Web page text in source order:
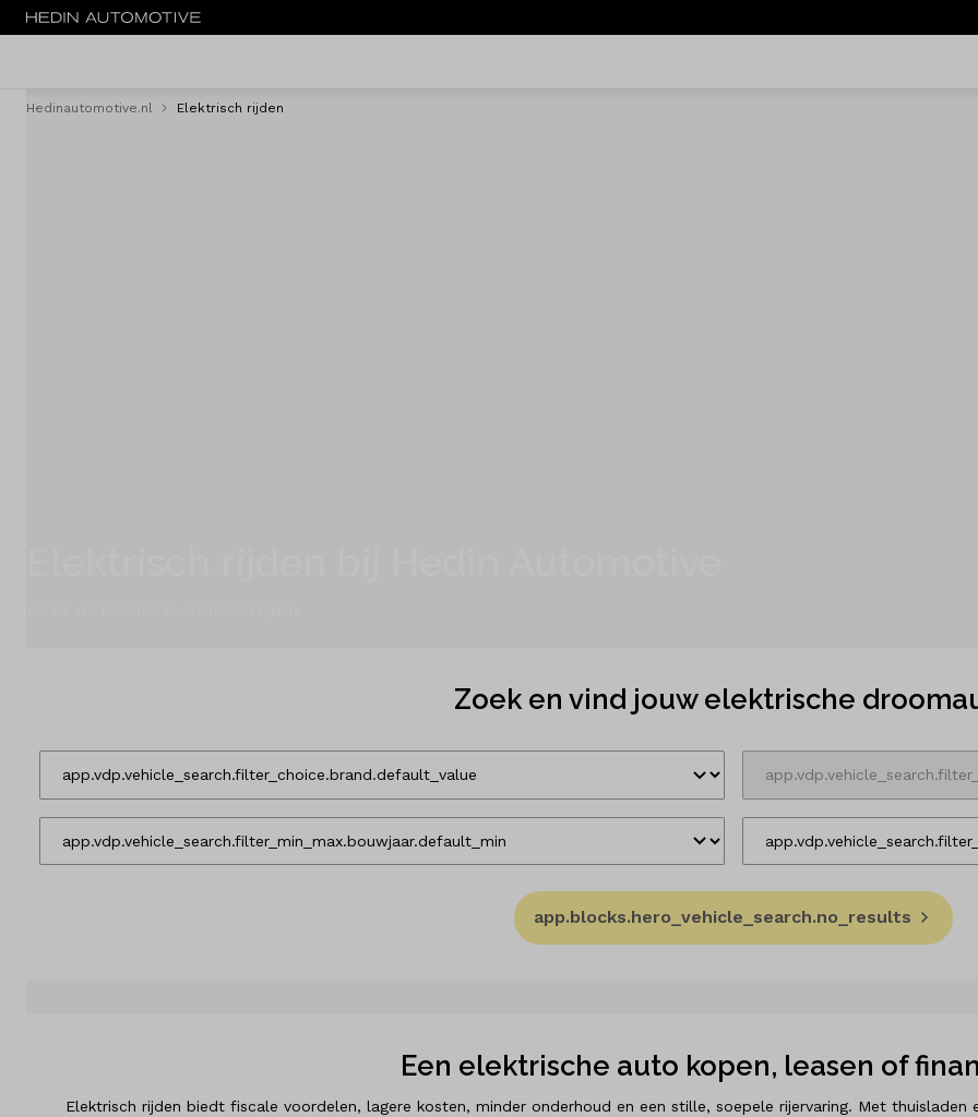
Menu
Vacatures
Vergelijken
Kennis & advies
Hedinautomotive.nl Elektrisch rijden
Zoek en vind jouw elektrische
app.blocks.hero_vehicle_search.no_results
Een elektrische auto kopen, leasen of
Elektrisch rijden biedt fiscale voordelen, lagere kosten, minder onderhoud en een stille, soepele rijervaring. Met